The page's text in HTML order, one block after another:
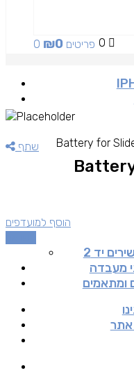
0 0 פריטים ₪0
שתף
הוסף למועדפים
יד 2
מעבדה
ומתאמים
אתר